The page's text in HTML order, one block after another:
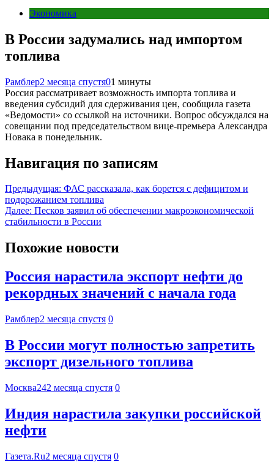
Экономика
В России задумались над импортом
топлива
Рамблер2 месяца спустя01 минуты
Россия рассматривает возможность импорта топлива и
введения субсидий для сдерживания цен, сообщила газета
«Ведомости» со ссылкой на источники. Вопрос обсуждался на
совещании под председательством вице-премьера Александра
Новака в понедельник.
Навигация по записям
Предыдущая: ФАС рассказала, как борется с дефицитом и
подорожанием топлива
Далее: Песков заявил об обеспечении макроэкономической
стабильности в России
Похожие новости
Россия нарастила экспорт нефти до
рекордных значений с начала года
Рамблер2 месяца спустя 0
В России могут полностью запретить
экспорт дизельного топлива
Москва242 месяца спустя 0
Индия нарастила закупки российской
нефти
Газета.Ru2 месяца спустя 0